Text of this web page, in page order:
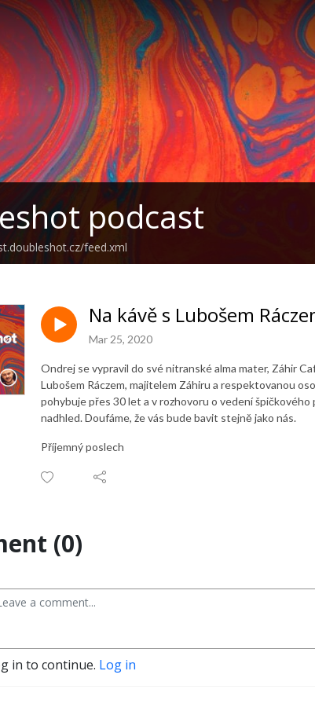
podcast
feed.xml
Na kávě s Lubošem
Mar 25, 2020
Ondrej se vypravil do své nitranské alma mater, Záhir
Lubošem Ráczem, majitelem Záhiru a respektovanou
pohybuje přes 30 let a v rozhovoru o vedení
nadhled. Doufáme, že vás bude bavit stejně jako nás.
Příjemný poslech
(0)
in to continue. Log in